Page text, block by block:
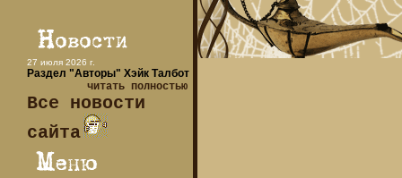
27 июля 2026 г.
Раздел "Авторы" Хэйк Талбот
читать полностью
Все новости
сайта